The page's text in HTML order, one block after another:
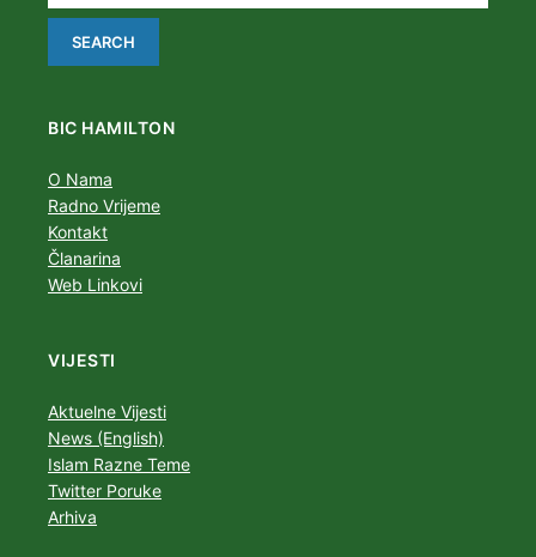
BIC HAMILTON
O Nama
Radno Vrijeme
Kontakt
Članarina
Web Linkovi
VIJESTI
Aktuelne Vijesti
News (English)
Islam Razne Teme
Twitter Poruke
Arhiva